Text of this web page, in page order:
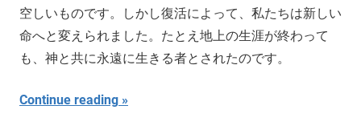
空しいものです。しかし復活によって、私たちは新しい
命へと変えられました。たとえ地上の生涯が終わって
も、神と共に永遠に生きる者とされたのです。
Continue reading